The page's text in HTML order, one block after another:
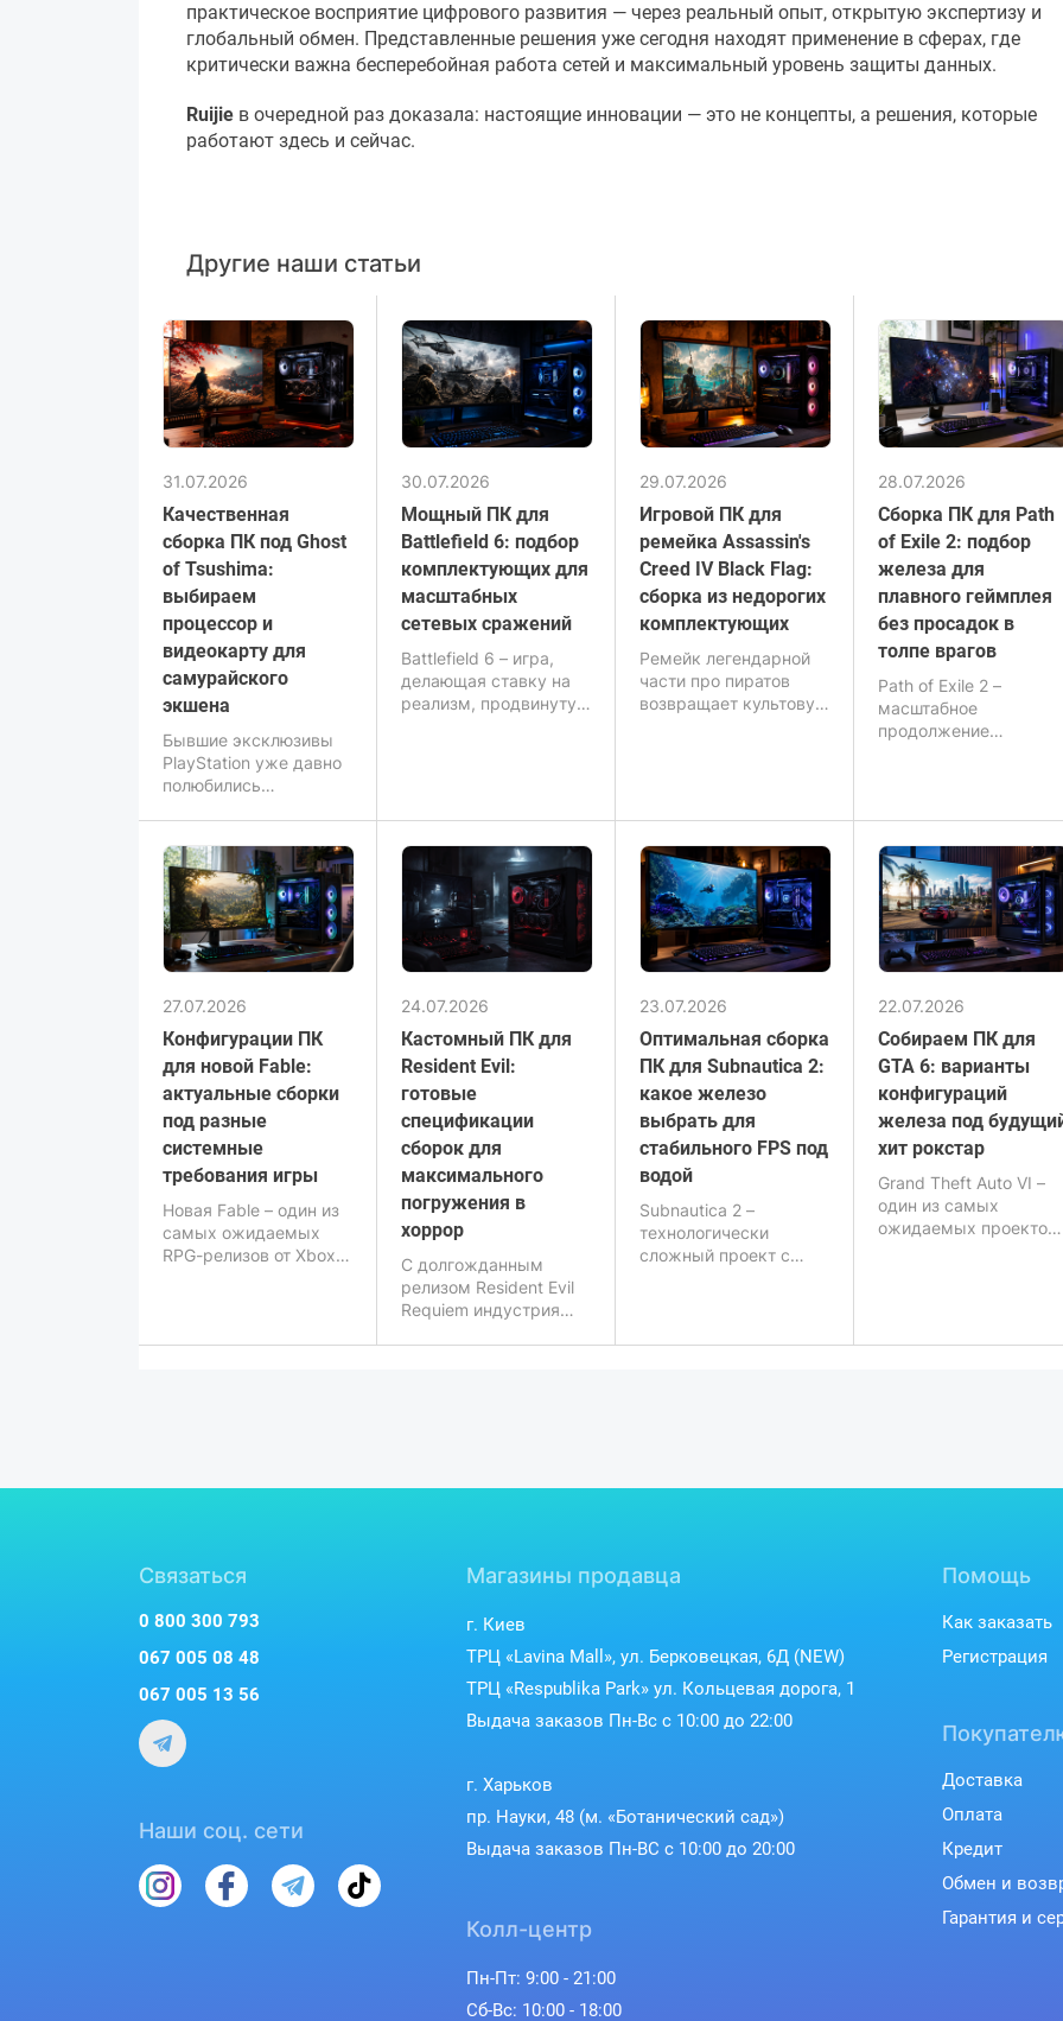
практическое восприятие цифрового развития — через реальный опыт, открытую экспертизу и
глобальный обмен. Представленные решения уже сегодня находят применение в сферах, где
критически важна бесперебойная работа сетей и максимальный уровень защиты данных.
Ruijie в очередной раз доказала: настоящие инновации — это не концепты, а решения, которые
работают здесь и сейчас.
Другие наши статьи
31.07.2026
Качественная
сборка ПК под Ghost
of Tsushima:
выбираем
процессор и
видеокарту для
самурайского
экшена
Бывшие эксклюзивы
PlayStation уже давно
полюбились
шедевр «Ghost of
Tsushima» от Sucker
Punch Productions не
стал исключением.
Игра завораживает
своими бескрайними
ветру листьями
сакуры и неимоверной
кинематографичностью
динамичных
поединков на катанах.
30.07.2026
Мощный ПК для
Battlefield 6: подбор
комплектующих для
масштабных
сетевых сражений
Battlefield 6 – игра,
делающая ставку на
реализм, продвинутую
десятки игроков
нагружают компьютер
для игр значительно
сильнее, чем
большинство
современных новинок.
29.07.2026
Игровой ПК для
ремейка Assassin's
Creed IV Black Flag:
сборка из недорогих
комплектующих
Ремейк легендарной
части про пиратов
возвращает культовую
физики и детализации
оригинал делал ставку
на масштаб и свободу,
то обновленная версия
Assassin's Creed Black
Flag Resynced
усиливает визуальную
составляющую:
переработанные
текстуры, улучшенное
освещение,
реалистичная вода и
более «живой»
открытый мир. Игра
перенесена на
продвинутый движок
Anvil с поддержкой
иллюминирования и
трассировки лучей.
28.07.2026
Сборка ПК для Path
of Exile 2: подбор
железа для
плавного геймплея
без просадок в
толпе врагов
Path of Exile 2 –
масштабное
продолжение
множество врагов,
сложные эффекты
навыков,
динамическая
система освещения и
постоянные
27.07.2026
Конфигурации ПК
для новой Fable:
актуальные сборки
под разные
системные
требования игры
Новая Fable – один из
самых ожидаемых
RPG-релизов от Xbox
современным
24.07.2026
Кастомный ПК для
Resident Evil:
готовые
спецификации
сборок для
максимального
погружения в
хоррор
С долгожданным
релизом Resident Evil
Requiem индустрия
23.07.2026
Оптимальная сборка
ПК для Subnautica 2:
какое железо
выбрать для
стабильного FPS под
водой
Subnautica 2 –
технологически
сложный проект с
динамическое
прорисовку и высокую
плотность объектов,
22.07.2026
Собираем ПК для
GTA 6: варианты
конфигураций
железа под
хит рокстар
Grand Theft Auto VI –
один из самых
ожидаемых проектов
получит масштабный
системные
требования ГТА 6,
которые будут
заметно выше чем у
предыдущих частей
Связаться
0 800 300 793
067 005 08 48
067 005 13 56
Наши соц. сети
Магазины продавца
г. Киев
ТРЦ «Lavina Mall», ул. Берковецкая, 6Д (NEW)
ТРЦ «Respublika Park» ул. Кольцевая дорога, 1
Выдача заказов Пн-Вс с 10:00 до 22:00
г. Харьков
пр. Науки, 48 (м. «Ботанический сад»)
Выдача заказов Пн-ВС с 10:00 до 20:00
Колл-центр
Пн-Пт: 9:00 - 21:00
Сб-Вс: 10:00 - 18:00
Помощь
Как заказать
Регистрация
Доставка
Оплата
Кредит
Обмен и
Гарантия и